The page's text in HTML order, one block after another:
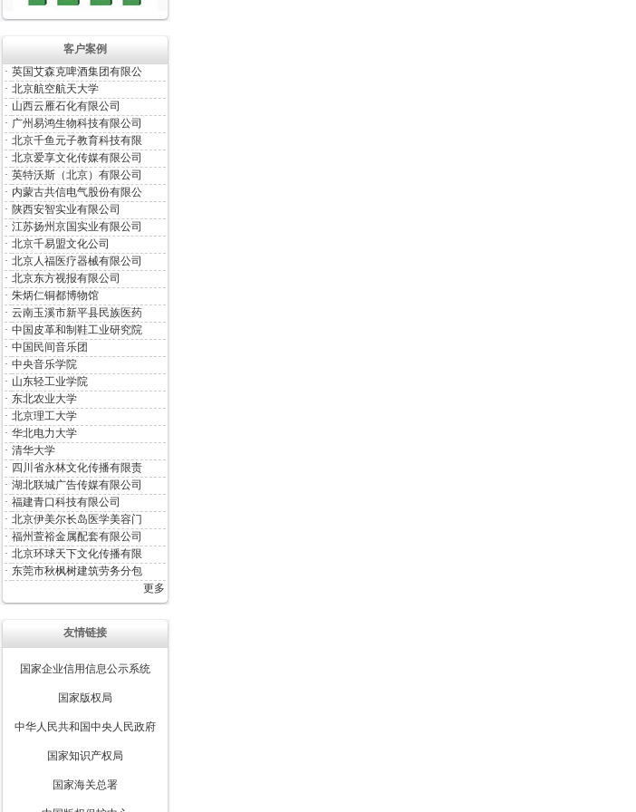
客户案例
· 英国艾森克啤酒集团有限公
· 北京航空航天大学
· 山西云雁石化有限公司
· 广州易鸿生物科技有限公司
· 北京千鱼元子教育科技有限
· 北京爱享文化传媒有限公司
· 英特沃斯（北京）有限公司
· 内蒙古共信电气股份有限公
· 陕西安智实业有限公司
· 江苏扬州京国实业有限公司
· 北京千易盟文化公司
· 北京人福医疗器械有限公司
· 北京东方视报有限公司
· 朱炳仁铜都博物馆
· 云南玉溪市新平县民族医药
· 中国皮革和制鞋工业研究院
· 中国民间音乐团
· 中央音乐学院
· 山东轻工业学院
· 东北农业大学
· 北京理工大学
· 华北电力大学
· 清华大学
· 四川省永林文化传播有限责
· 湖北联城广告传媒有限公司
· 福建青口科技有限公司
· 北京伊美尔长岛医学美容门
· 福州萱裕金属配套有限公司
· 北京环球天下文化传播有限
· 东莞市秋枫树建筑劳务分包
更多
友情链接
国家企业信用信息公示系统
国家版权局
中华人民共和国中央人民政府
国家知识产权局
国家海关总署